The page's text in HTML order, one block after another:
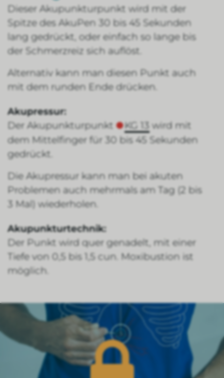
Dieser Akupunkturpunkt wird mit der
Spitze des AkuPen 30 bis 45 Sekunden
lang gedrückt, oder einfach so lange bis
der Schmerzreiz sich auflöst.
Alternativ kann man diesen Punkt auch
mit dem runden Ende drücken.
Akupressur:
Der Akupunkturpunkt
KG 13
wird mit
dem Mittelfinger für 30 bis 45 Sekunden
gedrückt.
Die Akupressur kann man bei akuten
Problemen auch mehrmals am Tag (2 bis
3 Mal) wiederholen.
Akupunkturtechnik:
Der Punkt wird quer genadelt, mit einer
Tiefe von 0,5 bis 1,5 cun. Moxibustion ist
möglich.